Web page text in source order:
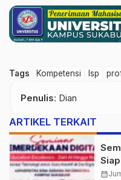
Tags Kompetensi lsp
Penulis: Dian
ARTIKEL TERKAIT
calendar_month